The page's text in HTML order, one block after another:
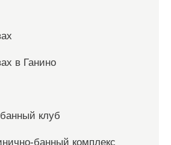
в Ганино
клуб
банный комплекс